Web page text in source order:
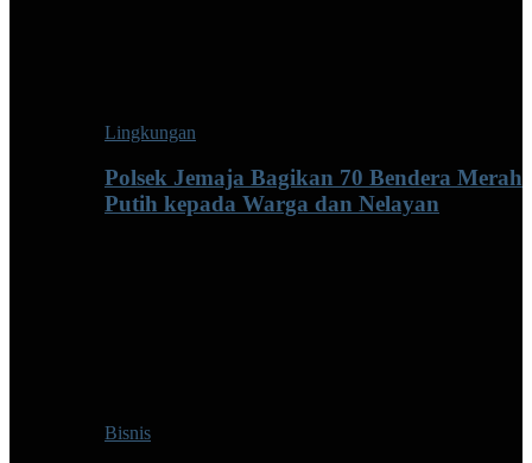
Lingkungan
Polsek Jemaja Bagikan 70 Bendera Merah
Putih kepada Warga dan Nelayan
Bisnis